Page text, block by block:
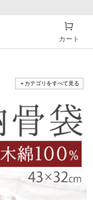
カート
＋カテゴリをすべて見る